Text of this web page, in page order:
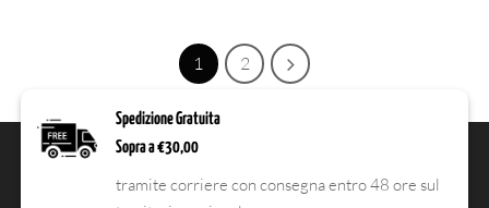
1 2
Spedizione Gratuita
Sopra a €30,00
tramite corriere con consegna entro 48 ore sul